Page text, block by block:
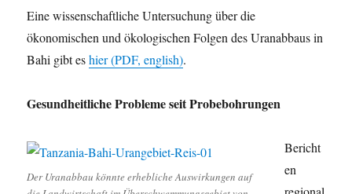
Eine wissenschaftliche Untersuchung über die
ökonomischen und ökologischen Folgen des Uranabbaus in
Bahi gibt eshier (PDF, english).
Gesundheitliche Probleme seit Probebohrungen
Der Uranabbau könnte erhebliche Auswirkungen auf
Bericht
en